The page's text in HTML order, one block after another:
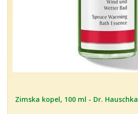
Zimska kopel, 100 ml - Dr. Hauschka